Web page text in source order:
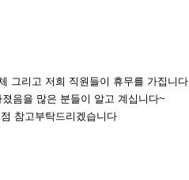
그리고 저희 직원들이 휴무를 가집니다
음을 많은 분들이 알고 계십니다~
참고부탁드리겠습니다